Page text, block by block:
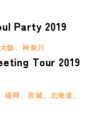
Party 2019
大阪、神奈川
Tour 2019
岡、宮城、北海道、